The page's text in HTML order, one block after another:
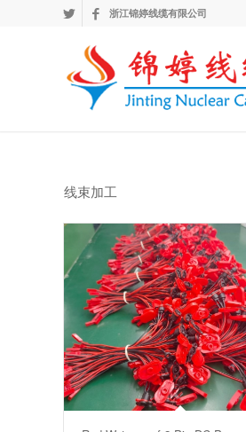
浙江锦婷线缆有限公司
线束加工